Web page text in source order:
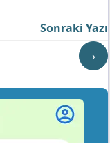
Sonraki Yazı
›